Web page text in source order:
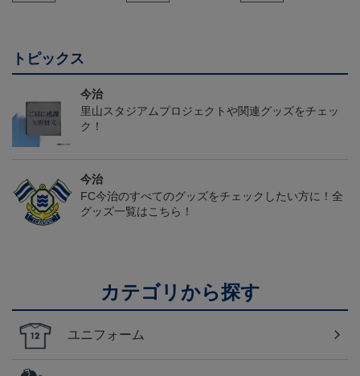
トピックス
今治
里山スタジアムプロジェクトや関連グッズをチェッ
ク！
今治
FC今治のすべてのグッズをチェックしたい方に！全
グッズ一覧はこちら！
カテゴリから探す
ユニフォーム